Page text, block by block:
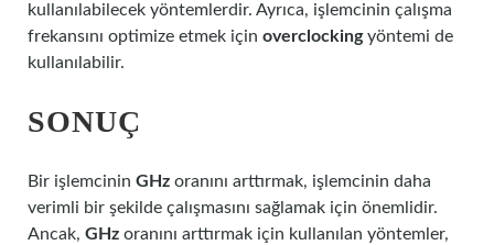
kullanılabilecek yöntemlerdir. Ayrıca, işlemcinin çalışma
frekansını optimize etmek için overclockingyöntemi de
kullanılabilir.
SONUÇ
Bir işlemcinin GHz oranını arttırmak, işlemcinin daha
verimli bir şekilde çalışmasını sağlamak için önemlidir.
Ancak, GHz oranını arttırmak için kullanılan yöntemler,